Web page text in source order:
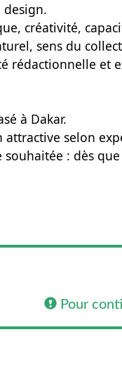
design.
créativité,
sens du
rédactionnelle et
à Dakar.
attractive selon
souhaitée : dès
Pour